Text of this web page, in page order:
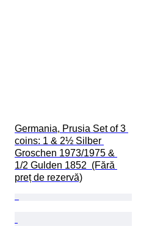
Germania, Prusia Set of 3
coins: 1 & 2½ Silber
Groschen 1973/1975 &
1/2 Gulden 1852  (Fără
preț de rezervă)